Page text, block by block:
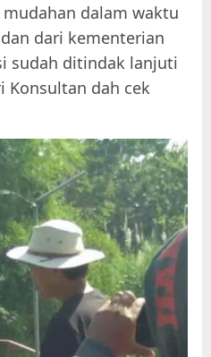
dalam waktu
dari kementerian
sudah ditindak lanjuti
Konsultan dah cek